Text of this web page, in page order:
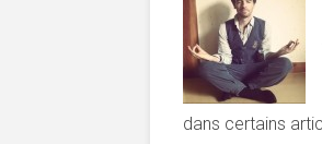
dans certains